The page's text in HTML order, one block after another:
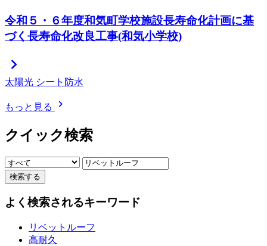
令和５・６年度和気町学校施設長寿命化計画に基
づく長寿命化改良工事(和気小学校)
chevron_right
太陽光 シート防水
もっと見る chevron_right
クイック検索
検索する
よく検索されるキーワード
リベットルーフ
高耐久